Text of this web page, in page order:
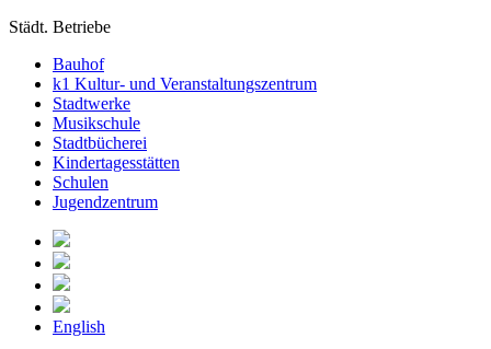
Städt. Betriebe
Bauhof
k1 Kultur- und Veranstaltungszentrum
Stadtwerke
Musikschule
Stadtbücherei
Kindertagesstätten
Schulen
Jugendzentrum
English